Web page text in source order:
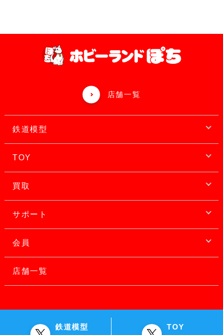
店舗一覧
鉄道模型
TOY
買取
サポート
会員
店舗一覧
鉄道模型 TOY